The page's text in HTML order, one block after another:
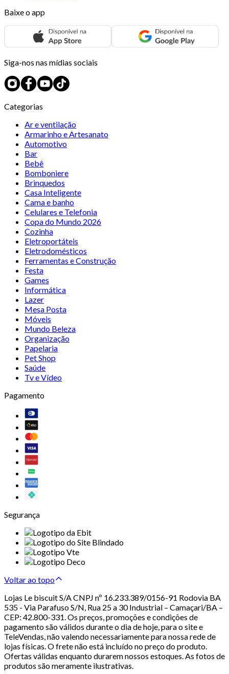
Baixe o app
Siga-nos nas mídias sociais
Categorias
Ar e ventilação
Armarinho e Artesanato
Automotivo
Bar
Bebê
Bomboniere
Brinquedos
Casa Inteligente
Cama e banho
Celulares e Telefonia
Copa do Mundo 2026
Cozinha
Eletroportáteis
Eletrodomésticos
Ferramentas e Construção
Festa
Games
Informática
Lazer
Mesa Posta
Móveis
Mundo Beleza
Organização
Papelaria
Pet Shop
Saúde
Tv e Vídeo
Pagamento
Segurança
Voltar ao topo
Lojas Le biscuit S/A CNPJ nº 16.233.389/0156-91 Rodovia BA
535 - Via Parafuso S/N, Rua 25 a 30 Industrial – Camaçari/BA –
CEP: 42.800-331. Os preços, promoções e condições de
pagamento são válidos durante o dia de hoje, para o site e
TeleVendas, não valendo necessariamente para nossa rede de
lojas físicas. O frete não está incluído no preço do produto.
Ofertas válidas enquanto durarem nossos estoques. As fotos de
produtos são meramente ilustrativas.